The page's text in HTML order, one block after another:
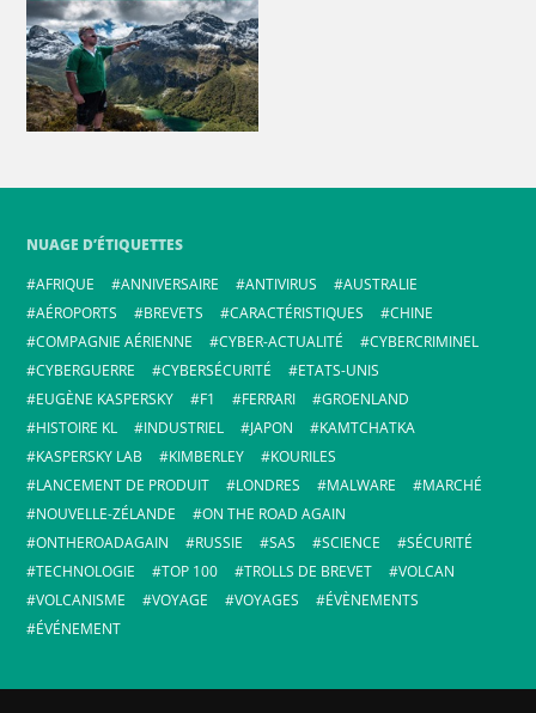
NUAGE D’ÉTIQUETTES
AFRIQUE
ANNIVERSAIRE ANTIVIRUS
AUSTRALIE
AÉROPORTS
BREVETS CARACTÉRISTIQUES
CHINE
COMPAGNIE AÉRIENNE
CYBER-ACTUALITÉ
CYBERCRIMINEL
CYBERGUERRE
CYBERSÉCURITÉ
ETATS-UNIS
EUGÈNE KASPERSKY
F1 FERRARI
GROENLAND
HISTOIRE KL
INDUSTRIEL JAPON
KAMTCHATKA
KASPERSKY LAB
KIMBERLEY
KOURILES
LANCEMENT DE PRODUIT
LONDRES MALWARE
MARCHÉ
NOUVELLE-ZÉLANDE
ON THE ROAD AGAIN
ONTHEROADAGAIN
RUSSIE SAS SCIENCE
SÉCURITÉ
TECHNOLOGIE
TOP 100 TROLLS DE BREVET
VOLCAN
VOLCANISME
VOYAGE VOYAGES
ÉVÈNEMENTS
ÉVÉNEMENT